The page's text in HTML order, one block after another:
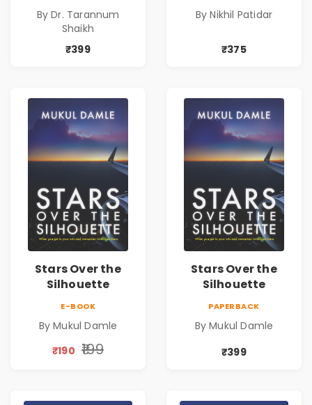
Tarannum Shaikh
| Pre-Order
By Dr. Tarannum
Shaikh
₹399
By Nikhil Patidar
₹375
Stars Over the
Silhouette
E-BOOK
By Mukul Damle
₹190 ₹199
Stars Over the
Silhouette
PAPERBACK
By Mukul Damle
₹399